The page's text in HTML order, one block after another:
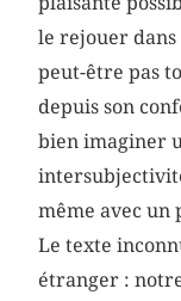
le rejouer dans
peut-être pas
depuis son
bien imaginer
même avec
Le texte
étranger :